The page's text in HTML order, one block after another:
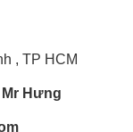
, TP HCM
Mr Hưng